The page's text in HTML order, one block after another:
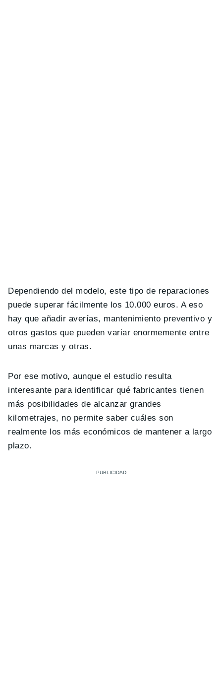
Dependiendo del modelo, este tipo de reparaciones
puede superar fácilmente los 10.000 euros. A eso
hay que añadir averías, mantenimiento preventivo y
otros gastos que pueden variar enormemente entre
unas marcas y otras.
Por ese motivo, aunque el estudio resulta
interesante para identificar qué fabricantes tienen
más posibilidades de alcanzar grandes
kilometrajes, no permite saber cuáles son
realmente los más económicos de mantener a largo
plazo.